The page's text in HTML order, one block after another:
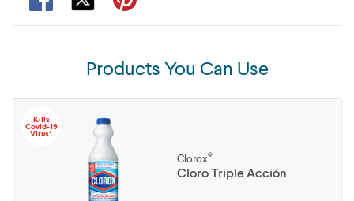
Products You Can Use
Kills
Covid-19
Virus*
Clorox®
Cloro Triple Acción